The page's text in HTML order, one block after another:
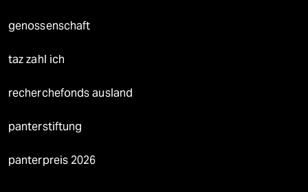
genossenschaft
taz zahl ich
recherchefonds ausland
panterstiftung
panterpreis 2026